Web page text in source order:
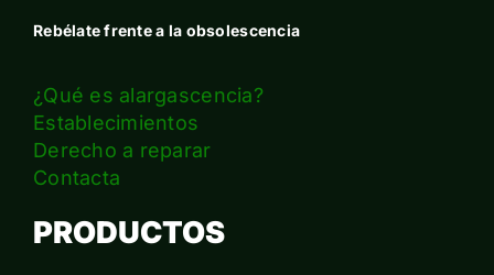
Rebélate frente a la obsolescencia
¿Qué es alargascencia?
Establecimientos
Derecho a reparar
Contacta
PRODUCTOS